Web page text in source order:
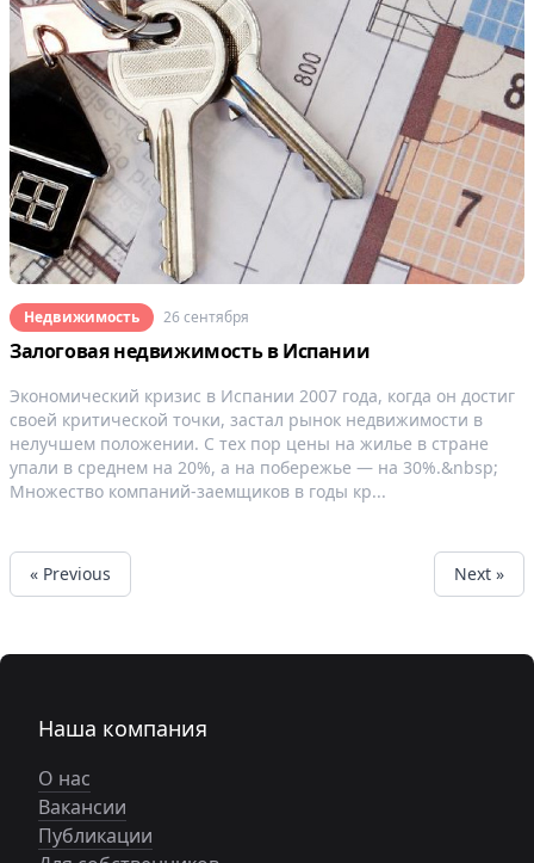
Недвижимость 26 сентября
Залоговая недвижимость в Испании
Экономический кризис в Испании 2007 года, когда он достиг
своей критической точки, застал рынок недвижимости в
нелучшем положении. С тех пор цены на жилье в стране
упали в среднем на 20%, а на побережье — на 30%.&nbsp;
Множество компаний-заемщиков в годы кр...
« Previous Next »
Наша компания
О нас
Вакансии
Публикации